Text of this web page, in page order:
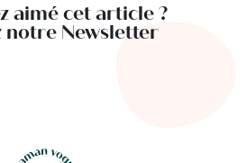
aimé cet article ?
notre Newsletter